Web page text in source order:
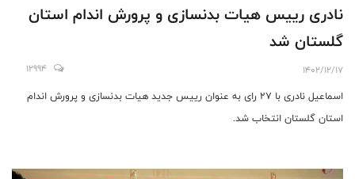
نادرى رييس هيات بدنسازى و پرورش اندام استان
گلستان شد
1402/12/17
12994
اسماعيل نادرى با ٢٧ راى به عنوان رييس جديد هيات بدنسازى و پرورش اندام
استان گلستان انتخاب شد.